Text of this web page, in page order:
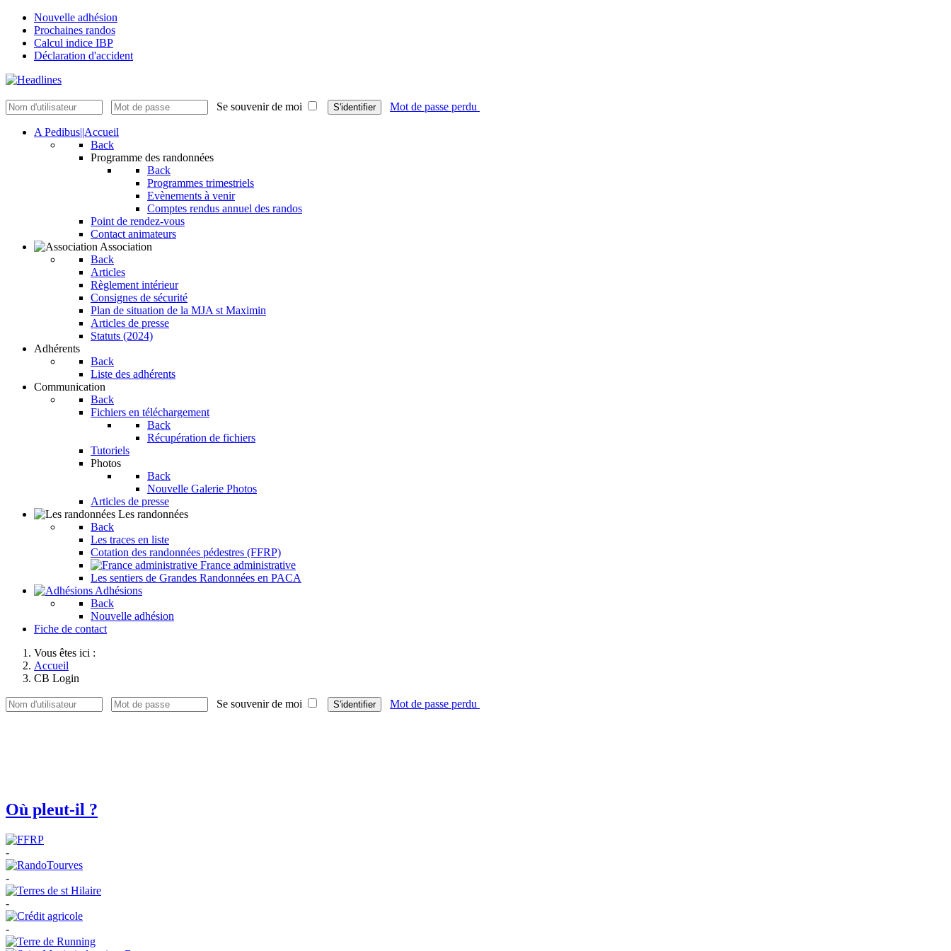
Nouvelle adhésion
Prochaines randos
Calcul indice IBP
Déclaration d'accident
Se souvenir de moi S'identifier Mot de passe perdu
A Pedibus||Accueil
Back
Programme des randonnées
Back
Programmes trimestriels
Evènements à venir
Comptes rendus annuel des randos
Point de rendez-vous
Contact animateurs
Association
Back
Articles
Règlement intérieur
Consignes de sécurité
Plan de situation de la MJA st Maximin
Articles de presse
Statuts (2024)
Adhérents
Back
Liste des adhérents
Communication
Back
Fichiers en téléchargement
Back
Récupération de fichiers
Tutoriels
Photos
Back
Nouvelle Galerie Photos
Articles de presse
Les randonnées
Back
Les traces en liste
Cotation des randonnées pédestres (FFRP)
France administrative
Les sentiers de Grandes Randonnées en PACA
Adhésions
Back
Nouvelle adhésion
Fiche de contact
Vous êtes ici :
Accueil
CB Login
Se souvenir de moi S'identifier Mot de passe perdu
Où pleut-il ?
-
-
-
-